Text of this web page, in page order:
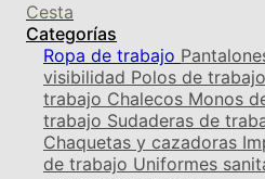
Cesta
Categorías
Ropa de trabajo
visibilidad Polos de trabajo
trabajo Chalecos Monos
trabajo Sudaderas de
Chaquetas y cazadoras
de trabajo Uniformes